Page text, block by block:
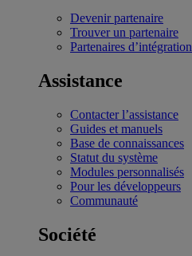
Devenir partenaire
Trouver un partenaire
Partenaires d’intégration
Assistance
Contacter l’assistance
Guides et manuels
Base de connaissances
Statut du système
Modules personnalisés
Pour les développeurs
Communauté
Société